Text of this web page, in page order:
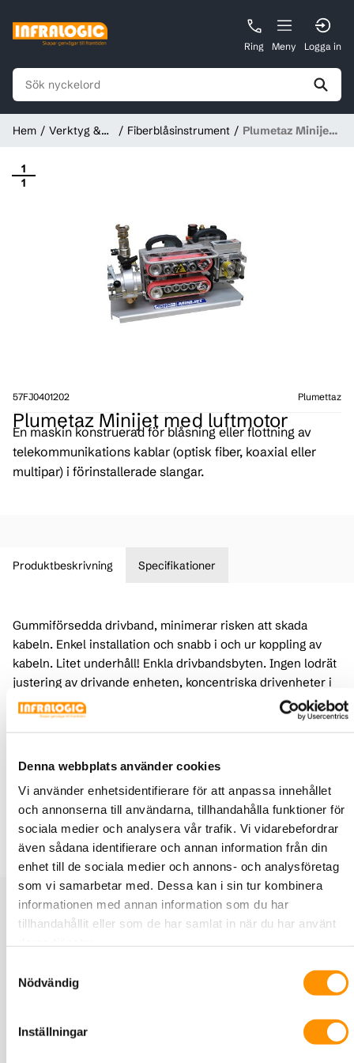
Denna webbplats använder cookies
Vi använder enhetsidentifierare för att anpassa innehållet
och annonserna till användarna, tillhandahålla funktioner för
sociala medier och analysera vår trafik. Vi vidarebefordrar
även sådana identifierare och annan information från din
enhet till de sociala medier och annons- och analysföretag
som vi samarbetar med. Dessa kan i sin tur kombinera
informationen med annan information som du har
tillhandahållit eller som de har samlat in när du har använt
Nödvändig
Inställningar
Ring Meny Logga in
Hem
Verktyg &
Fiberblåsinstrument
Plumetaz Minijet
1
1
57FJ0401202 Plumettaz
Plumetaz Minijet med luftmotor
En maskin konstruerad för blåsning eller flottning av
telekommunikations kablar (optisk fiber, koaxial eller
multipar) i förinstallerade slangar.
Produktbeskrivning Specifikationer
Gummiförsedda drivband, minimerar risken att skada
kabeln. Enkel installation och snabb i och ur koppling av
kabeln. Litet underhåll! Enkla drivbandsbyten. Ingen lodrät
justering av drivande enheten, koncentriska drivenheter i
samma centrum som kabeln. För kabel 4 – 16 mm och slang
7 – 40 mm. Längd och hastighetsmätare. Separata
utrustas med band och styrningar för installation av
Skjutkraft: 0-300 N, Hastighet 0-125 M/Min: ,
Kabeldiameter: 4-16mm, Slangdiameter: 7-40mm, Max tryck
25 BAR
Relaterade produkter
Plumettaz Intellibox för MicroJet PR/PRM